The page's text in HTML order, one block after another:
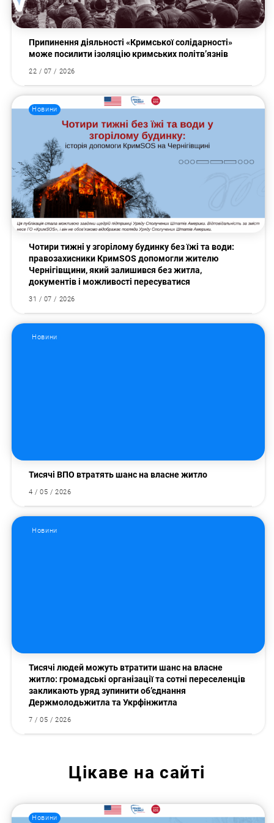
Пошук за запитом:
Припинення діяльності «Кримської солідарності»
може посилити ізоляцію кримських політв’язнів
22 / 07 / 2026
Новини
Чотири тижні у згорілому будинку без їжі та води:
правозахисники КримSOS допомогли жителю
Чернігівщини, який залишився без житла,
документів і можливості пересуватися
31 / 07 / 2026
Новини
Тисячі ВПО втратять шанс на власне житло
4 / 05 / 2026
Новини
Тисячі людей можуть втратити шанс на власне
житло: громадські організації та сотні переселенців
закликають уряд зупинити об’єднання
Держмолодьжитла та Укрфінжитла
7 / 05 / 2026
Цікаве на сайті
Новини